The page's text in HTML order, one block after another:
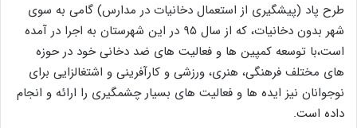
طرح پاد (پیشگیری از استعمال دخانیات در مدارس) گامی به سوی
شهر بدون دخانیات، که از سال ۹۵ در این شهرستان به اجرا در آمده
است،با توسعه کمپین ها و فعالیت های ضد دخانی خود در حوزه
های مختلف فرهنگی، هنری، ورزشی و کارآفرینی و اشتغالزایی برای
نوجوانان نیز ایده ها و فعالیت های بسیار چشمگیری را ارائه و انجام
داده است.